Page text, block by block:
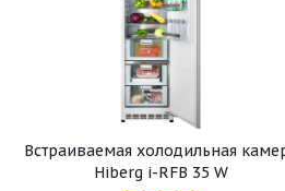
Встраиваемая холодильная
Hiberg i-RFB 35 W